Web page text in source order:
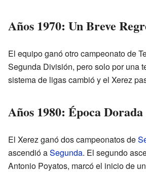
Años 1970: Un Breve
El equipo ganó otro campeonato de
Segunda División, pero solo por una
sistema de ligas cambió y el Xerez
Años 1980: Época Dorada
El Xerez ganó dos campeonatos de
ascendió aSegunda. El segundo
Antonio Poyatos, marcó el inicio de